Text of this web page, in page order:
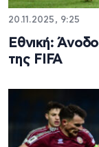
20.11.2025, 9:25
Εθνική:
της FIFA